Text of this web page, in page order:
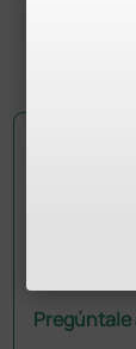
Pregúntale